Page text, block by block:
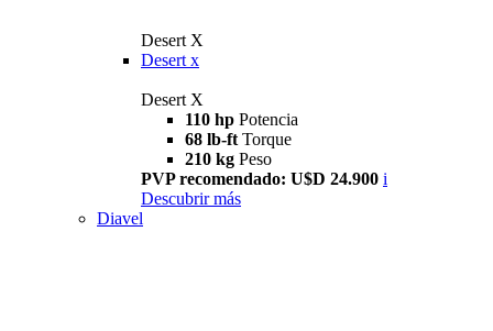
Desert X
Desert x
Desert X
110 hp Potencia
68 lb-ft Torque
210 kg Peso
PVP recomendado: U$D 24.900 i
Descubrir más
Diavel